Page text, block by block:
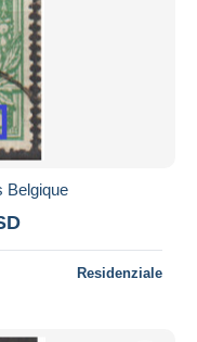
Belgique
Residenziale